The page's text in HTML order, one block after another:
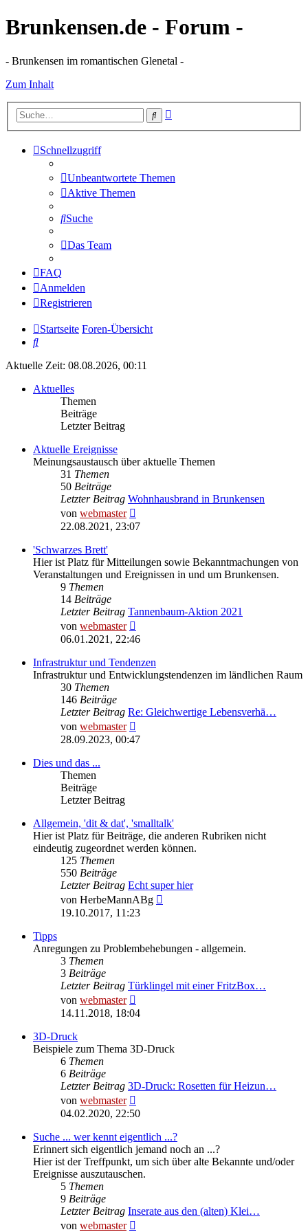
Brunkensen.de - Forum -
- Brunkensen im romantischen Glenetal -
Zum Inhalt
Suche
Schnellzugriff
Unbeantwortete Themen
Aktive Themen
Suche
Das Team
FAQ
Anmelden
Registrieren
Startseite Foren-Übersicht
Suche
Aktuelle Zeit: 08.08.2026, 00:11
Aktuelles
Themen
Beiträge
Letzter Beitrag
Aktuelle Ereignisse
Meinungsaustausch über aktuelle Themen
31 Themen
50 Beiträge
Letzter Beitrag Wohnhausbrand in Brunkensen
von webmaster
Beitrag
22.08.2021, 23:07
'Schwarzes Brett'
Hier ist Platz für Mitteilungen sowie Bekanntmachungen von
Veranstaltungen und Ereignissen in und um Brunkensen.
9 Themen
14 Beiträge
Letzter Beitrag Tannenbaum-Aktion 2021
von webmaster
Beitrag
06.01.2021, 22:46
Infrastruktur und Tendenzen
Infrastruktur und Entwicklungstendenzen im ländlichen Raum
30 Themen
146 Beiträge
Letzter Beitrag Re: Gleichwertige Lebensverhä…
von webmaster
Beitrag
28.09.2023, 00:47
Dies und das ...
Themen
Beiträge
Letzter Beitrag
Allgemein, 'dit & dat', 'smalltalk'
Hier ist Platz für Beiträge, die anderen Rubriken nicht
eindeutig zugeordnet werden können.
125 Themen
550 Beiträge
Letzter Beitrag Echt super hier
von HerbeMannABg
19.10.2017, 11:23
Tipps
Anregungen zu Problembehebungen - allgemein.
3 Themen
3 Beiträge
Letzter Beitrag Türklingel mit einer FritzBox…
von webmaster
Beitrag
14.11.2018, 18:04
3D-Druck
Beispiele zum Thema 3D-Druck
6 Themen
6 Beiträge
Letzter Beitrag 3D-Druck: Rosetten für Heizun…
von webmaster
Beitrag
04.02.2020, 22:50
Suche ... wer kennt eigentlich ...?
Erinnert sich eigentlich jemand noch an ...?
Hier ist der Treffpunkt, um sich über alte Bekannte und/oder
Ereignisse auszutauschen.
5 Themen
9 Beiträge
Letzter Beitrag Inserate aus den (alten) Klei…
von webmaster